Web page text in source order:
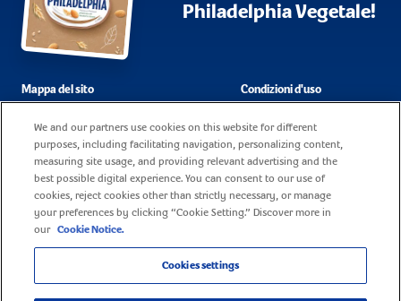
Philadelphia Vegetale!
Mappa del sito
Domande frequenti
Cookie policy
Informativa sulla privacy
Condizioni d'uso
Dati societari
Contatti
We and our partners use cookies on this website for different
purposes, including facilitating navigation, personalizing content,
measuring site usage, and providing relevant advertising and the
best possible digital experience. You can consent to our use of
cookies, reject cookies other than strictly necessary, or manage
your preferences by clicking “Cookie Setting.” Discover more in
our Cookie Notice.
Cookies settings